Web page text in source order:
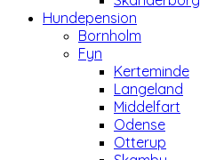
Hundepension
Bornholm
Fyn
Kerteminde
Langeland
Middelfart
Odense
Otterup